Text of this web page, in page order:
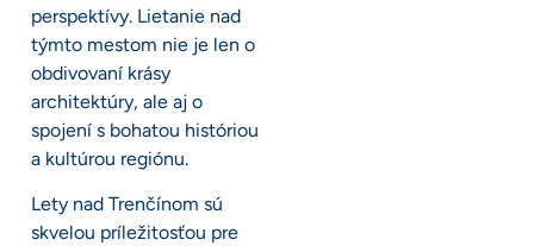
perspektívy. Lietanie nad
týmto mestom nie je len o
obdivovaní krásy
architektúry, ale aj o
spojení s bohatou históriou
a kultúrou regiónu.
Lety nad Trenčínom sú
skvelou príležitosťou pre